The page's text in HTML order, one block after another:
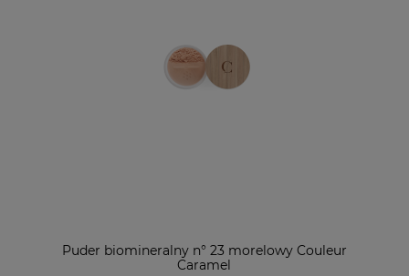
Puder biomineralny n° 23 morelowy Couleur
Caramel